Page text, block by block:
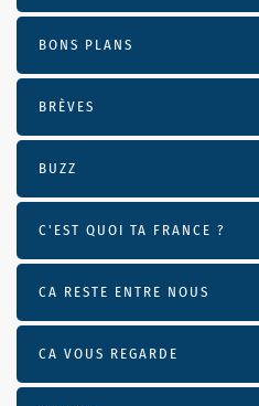
BONS PLANS
BRÈVES
BUZZ
C'EST QUOI TA FRANCE ?
CA RESTE ENTRE NOUS
CA VOUS REGARDE